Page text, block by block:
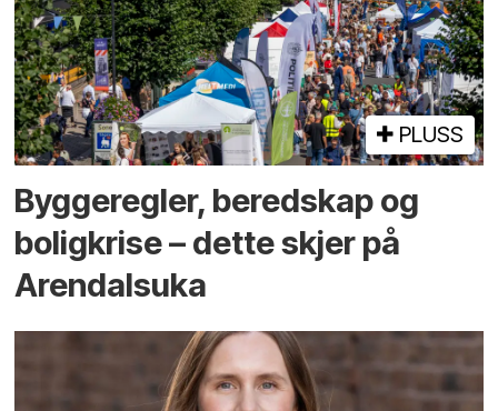
PLUSS
Bygge­regler, beredskap og
bolig­krise – dette skjer på
Arendals­uka